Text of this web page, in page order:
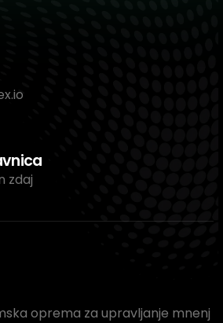
zdaj
oprema za upravljanje mnenj